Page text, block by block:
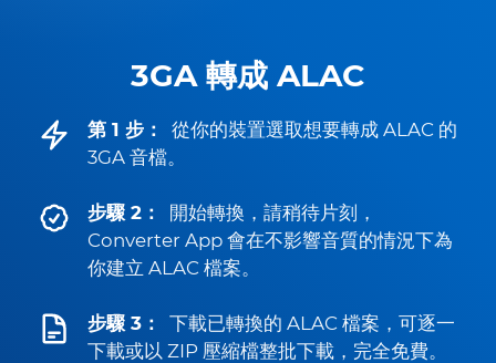
3GA 轉成 ALAC
第 1 步：
從你的裝置選取想要轉成 ALAC 的
3GA 音檔。
步驟 2：
開始轉換，請稍待片刻，
Converter App 會在不影響音質的情況下為
你建立 ALAC 檔案。
步驟 3：
下載已轉換的 ALAC 檔案，可逐一
下載或以 ZIP 壓縮檔整批下載，完全免費。